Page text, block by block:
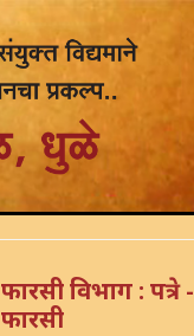
फारसी विभाग : पत्रे -
फारसी